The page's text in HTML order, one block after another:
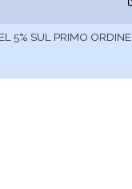
5% SUL PRIMO ORDINE